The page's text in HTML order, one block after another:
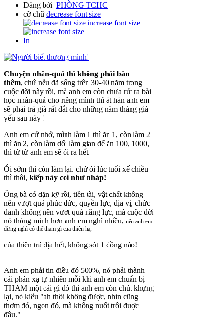
Đăng bởi PHÒNG TCHC
cỡ chữ decrease font size
increase font size
In
Chuyện nhân-quả thì không phải bàn
thêm, chứ nếu đã sống trên 30-40 năm trong
cuộc đời này rồi, mà anh em còn chưa rút ra bài
học nhân-quả cho riêng mình thì ắt hẳn anh em
sẽ phải trả giá rất đắt cho những năm tháng già
yếu sau này !
Anh em cứ nhớ, mình làm 1 thì ăn 1, còn làm 2
thì ăn 2, còn làm dối làm gian để ăn 100, 1000,
thì từ từ anh em sẽ ói ra hết.
Ói sớm thì còn làm lại, chứ ói lúc tuổi xế chiều
thì thôi, kiếp này coi như nháp!
Ông bà có dặn kỹ rồi, tiền tài, vật chất không
nên vượt quá phúc đức, quyền lực, địa vị, chức
danh không nên vượt quá năng lực, mà cuộc đời
nó thông minh hơn anh em nghĩ nhiều, nên anh em
đừng nghĩ có thể tham gì của thiên hạ,
của thiên trả địa hết, không sót 1 đồng nào!
Anh em phải tin điều đó 500%, nó phải thành
cái phản xạ tự nhiên mỗi khi anh em chuẩn bị
THAM một cái gì đó thì anh em còn chút khựng
lại, nó kiểu "ah thôi không được, nhìn cũng
thơm đó, ngon đó, mà không nuốt trôi được
đâu."